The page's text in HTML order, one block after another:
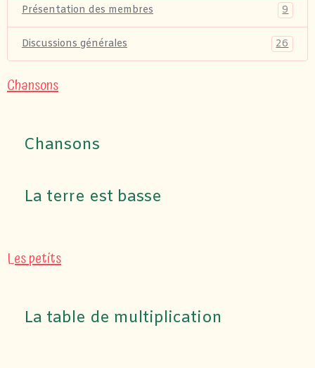
Présentation des membres 9
Discussions générales 26
Chansons
Chansons
La terre est basse
Les petits
La table de multiplication